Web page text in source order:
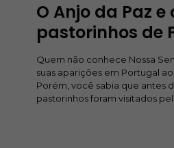
O Anjo da Paz e
pastorinhos de
Quem não conhece Nossa
suas aparições em Portugal
Porém, você sabia que antes
pastorinhos foram visitados